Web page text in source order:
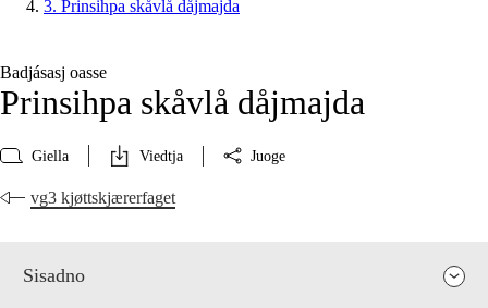
3. Prinsihpa skåvlå dåjmajda
Badjásasj oasse
Prinsihpa skåvlå dåjmajda
Giella Viedtja Juoge
vg3 kjøttskjærerfaget
Sisadno